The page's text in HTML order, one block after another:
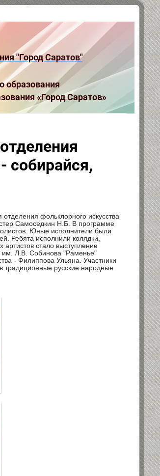
"Город Саратов"
образования
«Город Саратов»
собирайся,
фольклорного искусства
Самоседкин Н.Б. В программе
Юные исполнители были
Ребята исполнили колядки,
стало выступление
им. Л.В. Собинова "Раменье"
- Филиппова Ульяна. Участники
традиционные русские народные